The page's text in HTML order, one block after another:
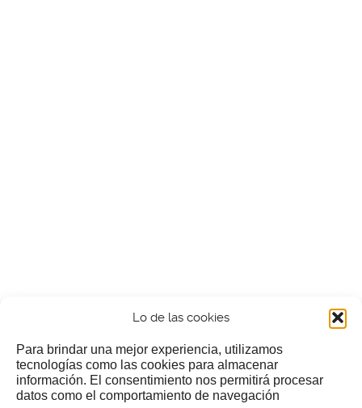
Lo de las cookies
Para brindar una mejor experiencia, utilizamos
tecnologías como las cookies para almacenar
información. El consentimiento nos permitirá procesar
datos como el comportamiento de navegación
¿Nos invitas a un cafecillo?